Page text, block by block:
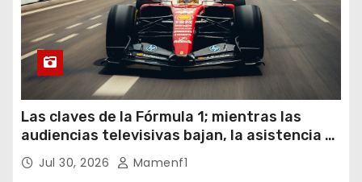
Las claves de la Fórmula 1; mientras las
audiencias televisivas bajan, la asistencia a
los circuitos suben y en España se nos
vienen sorpresas
Jul 30, 2026 Mamenf1